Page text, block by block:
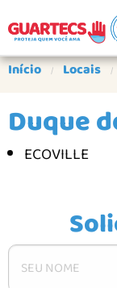
EMPRESA
SEJA UM PARCEIRO
PRODUTOS
CERCA DE SUPERFÍCIE
Início Locais
Duque
ECOVILLE